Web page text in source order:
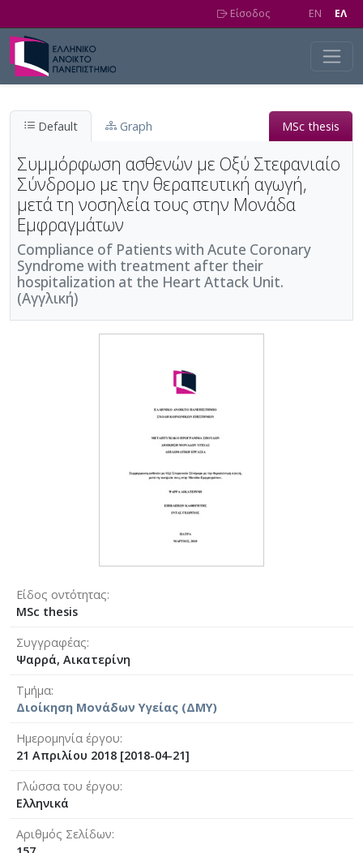
Είσοδος EN EΛ
Default Graph MSc thesis
Συμμόρφωση ασθενών με Οξύ Στεφανιαίο
Σύνδρομο με την θεραπευτική αγωγή,
μετά τη νοσηλεία τους στην Μονάδα
Εμφραγμάτων
Compliance of Patients with Acute Coronary
Syndrome with treatment after their
hospitalization at the Heart Attack Unit.
(Αγγλική)
Είδος οντότητας
MSc thesis
Συγγραφέας
Ψαρρά, Αικατερίνη
Τμήμα
Διοίκηση Μονάδων Υγείας (ΔΜΥ)
Ημερομηνία έργου
21 Απριλίου 2018 [2018-04-21]
Γλώσσα του έργου
Ελληνικά
Αριθμός Σελίδων